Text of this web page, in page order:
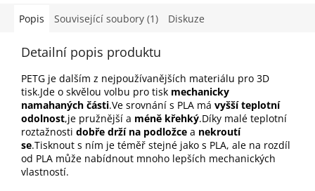
Popis Související soubory (1) Diskuze
Detailní popis produktu
PETG je dalším z nejpoužívanějších materiálu pro 3D
tisk.Jde o skvělou volbu pro tisk mechanicky
namahaných části.Ve srovnání s PLA má vyšší teplotní
odolnost,je pružnější a méně křehký.Díky malé teplotní
roztažnosti dobře drží na podložce a nekroutí
se.Tisknout s ním je téměř stejné jako s PLA, ale na rozdíl
od PLA může nabídnout mnoho lepších mechanických
vlastností.